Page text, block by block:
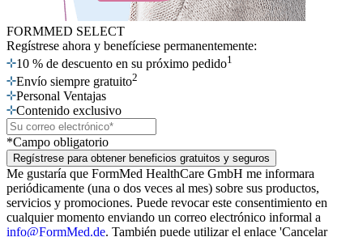
FORMMED SELECT
Regístrese ahora y benefíciese permanentemente:
10 % de descuento en su próximo pedido1
Envío siempre gratuito2
Personal Ventajas
Contenido exclusivo
*Campo obligatorio
Regístrese para obtener beneficios gratuitos y seguros
Me gustaría que FormMed HealthCare GmbH me informara
periódicamente (una o dos veces al mes) sobre sus productos,
servicios y promociones. Puede revocar este consentimiento en
cualquier momento enviando un correo electrónico informal a
info@FormMed.de. También puede utilizar el enlace 'Cancelar